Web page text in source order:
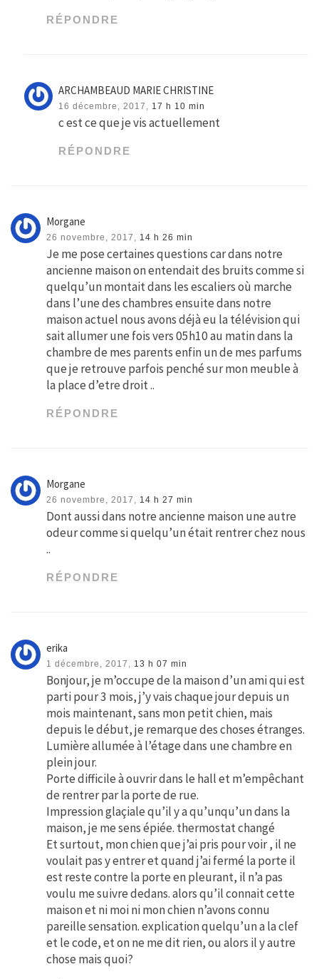
RÉPONDRE
ARCHAMBEAUD MARIE CHRISTINE
16 décembre, 2017, 17 h 10 min
c est ce que je vis actuellement
RÉPONDRE
Morgane
26 novembre, 2017, 14 h 26 min
Je me pose certaines questions car dans notre
ancienne maison on entendait des bruits comme si
quelqu’un montait dans les escaliers où marche
dans l’une des chambres ensuite dans notre
maison actuel nous avons déjà eu la télévision qui
sait allumer une fois vers 05h10 au matin dans la
chambre de mes parents enfin un de mes parfums
que je retrouve parfois penché sur mon meuble à
la place d’etre droit ..
RÉPONDRE
Morgane
26 novembre, 2017, 14 h 27 min
Dont aussi dans notre ancienne maison une autre
odeur comme si quelqu’un était rentrer chez nous
..
RÉPONDRE
erika
1 décembre, 2017, 13 h 07 min
Bonjour, je m’occupe de la maison d’un ami qui est
parti pour 3 mois, j’y vais chaque jour depuis un
mois maintenant, sans mon petit chien, mais
depuis le début, je remarque des choses étranges.
Lumière allumée à l’étage dans une chambre en
plein jour.
Porte difficile à ouvrir dans le hall et m’empêchant
de rentrer par la porte de rue.
Impression glaçiale qu’il y a qu’unqu’un dans la
maison, je me sens épiée. thermostat changé
Et surtout, mon chien que j’ai pris pour voir , il ne
voulait pas y entrer et quand j’ai fermé la porte il
est reste contre la porte en pleurant, il n’a pas
voulu me suivre dedans. alors qu’il connait cette
maison et ni moi ni mon chien n’avons connu
pareille sensation. explication quelqu’un a la clef
et le code, et on ne me dit rien, ou alors il y autre
chose mais quoi?